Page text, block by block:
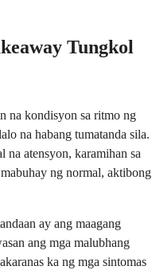
Tungkol
na kondisyon sa ritmo ng
na habang tumatanda sila.
na atensyon, karamihan sa
ng normal, aktibong
ay ang maagang
ang mga malubhang
ka ng mga sintomas